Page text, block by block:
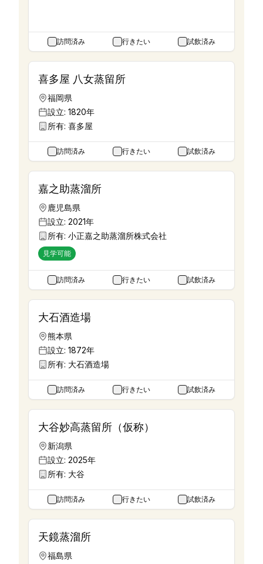
訪問済み 行きたい 試飲済み
喜多屋 八女蒸留所
福岡県
設立: 1820年
所有: 喜多屋
訪問済み 行きたい 試飲済み
嘉之助蒸溜所
鹿児島県
設立: 2021年
所有: 小正嘉之助蒸溜所株式会社
見学可能
訪問済み 行きたい 試飲済み
大石酒造場
熊本県
設立: 1872年
所有: 大石酒造場
訪問済み 行きたい 試飲済み
大谷妙高蒸留所（仮称）
新潟県
設立: 2025年
所有: 大谷
訪問済み 行きたい 試飲済み
天鏡蒸溜所
福島県